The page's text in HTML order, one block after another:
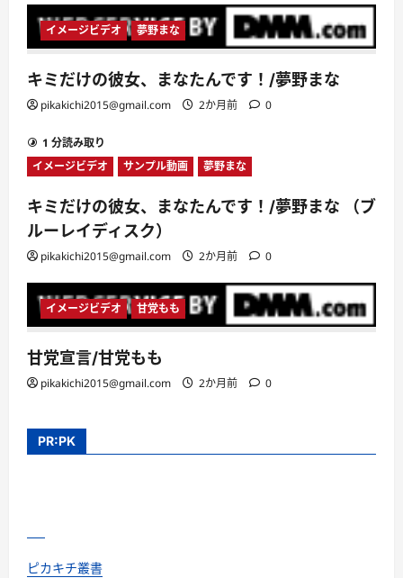
1 分読み取り
イメージビデオ 夢野まな
キミだけの彼女、まなたんです！/夢野まな
pikakichi2015@gmail.com 2か月前 0
1 分読み取り
イメージビデオ
サンプル動画 夢野まな
キミだけの彼女、まなたんです！/夢野まな （ブ
ルーレイディスク）
pikakichi2015@gmail.com 2か月前 0
1 分読み取り
イメージビデオ 甘党もも
甘党宣言/甘党もも
pikakichi2015@gmail.com 2か月前 0
PR:PK
ピカキチ叢書